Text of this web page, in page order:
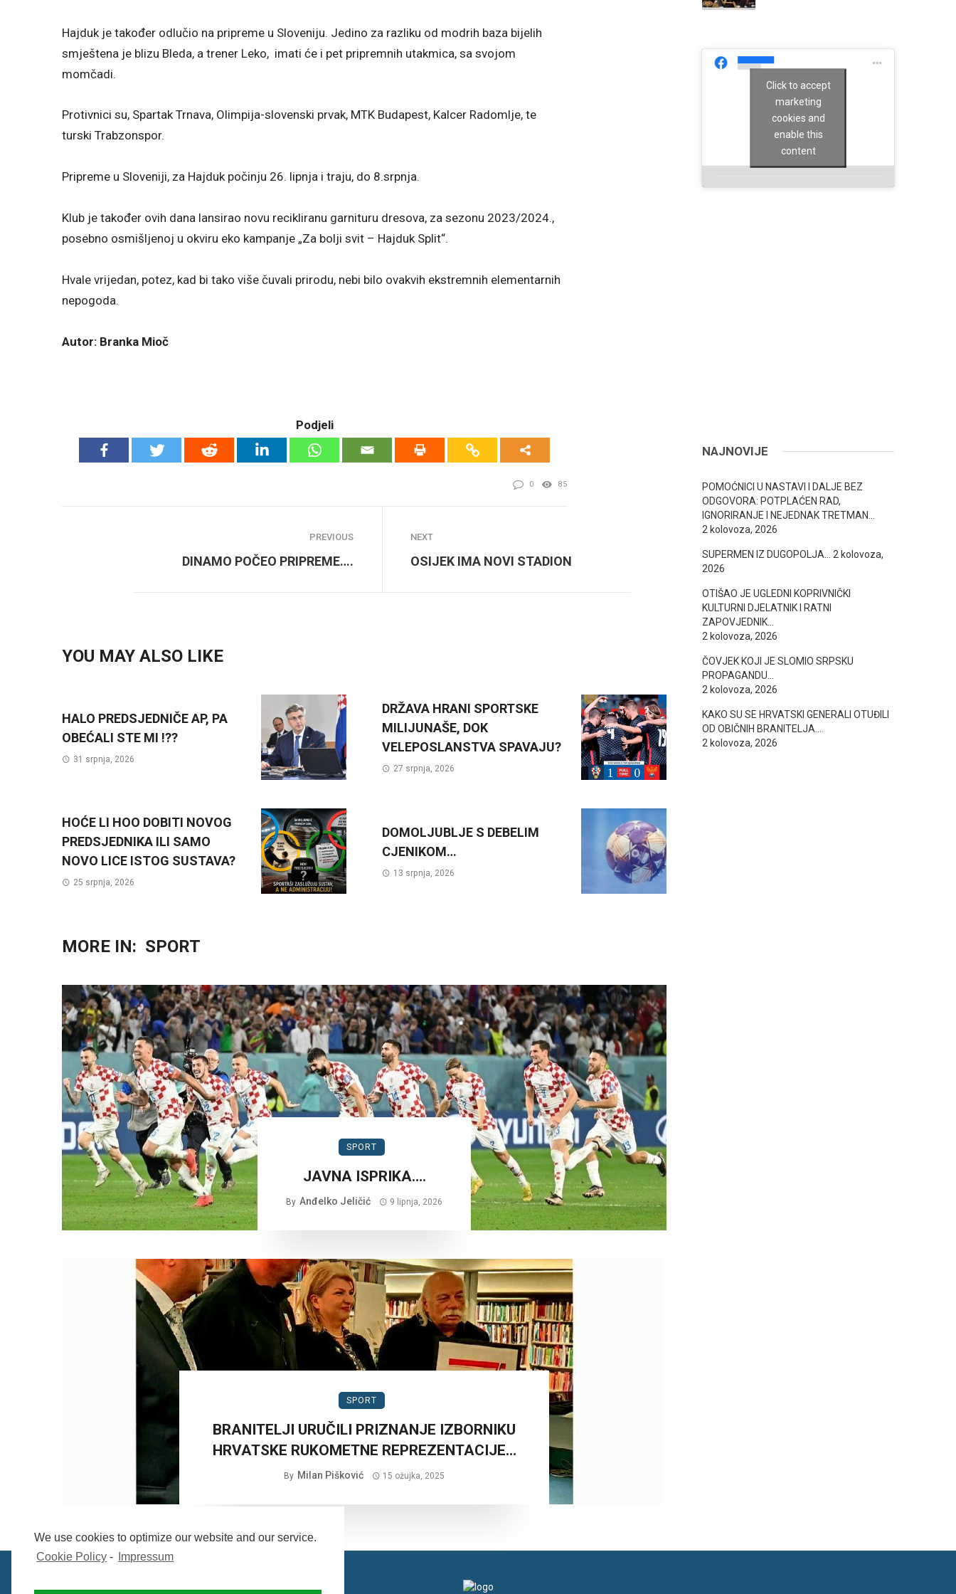
We use cookies to optimize our website and our service.
Cookie Policy - Impressum
Hajduk je također odlučio na pripreme u Sloveniju. Jedino za razliku od modrih baza bijelih
smještena je blizu Bleda, a trener Leko, imati će i pet pripremnih utakmica, sa svojom
momčadi.
Protivnici su, Spartak Trnava, Olimpija-slovenski prvak, MTK Budapest, Kalcer Radomlje, te
turski Trabzonspor.
Pripreme u Sloveniji, za Hajduk počinju 26. lipnja i traju, do 8.srpnja.
Klub je također ovih dana lansirao novu recikliranu garnituru dresova, za sezonu 2023/2024.,
posebno osmišljenoj u okviru eko kampanje „Za bolji svit – Hajduk Split“.
Hvale vrijedan, potez, kad bi tako više čuvali prirodu, nebi bilo ovakvih ekstremnih elementarnih
nepogoda.
Autor: Branka Mioč
Podjeli
0 85
PREVIOUS
DINAMO POČEO PRIPREME….
NEXT
OSIJEK IMA NOVI STADION
YOU MAY ALSO LIKE
HALO PREDSJEDNIČE AP, PA
OBEĆALI STE MI !??
31 srpnja, 2026
DRŽAVA HRANI SPORTSKE
MILIJUNAŠE, DOK
VELEPOSLANSTVA SPAVAJU?
27 srpnja, 2026
HOĆE LI HOO DOBITI NOVOG
PREDSJEDNIKA ILI SAMO
NOVO LICE ISTOG SUSTAVA?
25 srpnja, 2026
DOMOLJUBLJE S DEBELIM
CJENIKOM…
13 srpnja, 2026
MORE IN: SPORT
SPORT
JAVNA ISPRIKA….
By Anđelko Jeličić 9 lipnja, 2026
SPORT
BRANITELJI URUČILI PRIZNANJE IZBORNIKU
HRVATSKE RUKOMETNE REPREZENTACIJE…
By Milan Pišković 15 ožujka, 2025
Click to accept
marketing
cookies and
enable this
content
NAJNOVIJE
POMOĆNICI U NASTAVI I DALJE BEZ
ODGOVORA: POTPLAĆEN RAD,
IGNORIRANJE I NEJEDNAK TRETMAN…
2 kolovoza, 2026
SUPERMEN IZ DUGOPOLJA…
2 kolovoza,
2026
OTIŠAO JE UGLEDNI KOPRIVNIČKI
KULTURNI DJELATNIK I RATNI
ZAPOVJEDNIK…
2 kolovoza, 2026
ČOVJEK KOJI JE SLOMIO SRPSKU
PROPAGANDU…
2 kolovoza, 2026
KAKO SU SE HRVATSKI GENERALI OTUĐILI
OD OBIČNIH BRANITELJA….
2 kolovoza, 2026